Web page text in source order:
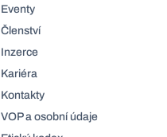
Eventy
Členství
Inzerce
Kariéra
Kontakty
VOP a osobní údaje